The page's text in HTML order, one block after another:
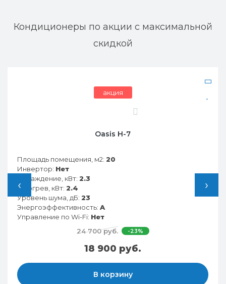
Кондиционеры по акции с максимальной
скидкой
‹
бесплатная установка
Funai RAC-SG25HP.D05
Площадь помещения, м2: 25
Инвертор: Нет
Охлаждение, кВт: 2.8
Обогрев, кВт: 2.9
Уровень шума, дБ: 21
Энергоэффективность: A
Управление по Wi-Fi: Есть
34 290 руб.
-21%
26 990 руб.
В корзину
›